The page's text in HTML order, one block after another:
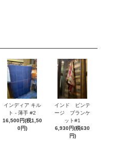
インディア キル
ト - 薄手 #2
16,500円(税1,50
0円)
インド ビンテ
ージ ブランケ
ット#1
6,930円(税630
円)